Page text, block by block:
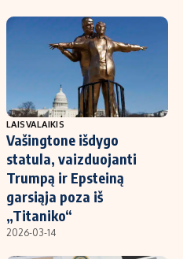
LAISVALAIKIS
Vašingtone išdygo
statula, vaizduojanti
Trumpą ir Epsteiną
garsiąja poza iš
„Titaniko“
2026-03-14